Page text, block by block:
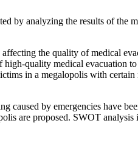
by analyzing the results of the
the quality of medical
quality medical evacuation
in a megalopolis with
by emergencies have
are proposed. SWOT